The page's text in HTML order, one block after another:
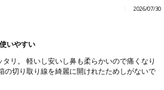
2026/07/30
使いやすい
リ。 軽いし安いし鼻も柔らかいので痛くなり
の切り取り線を綺麗に開けれたためしがないで